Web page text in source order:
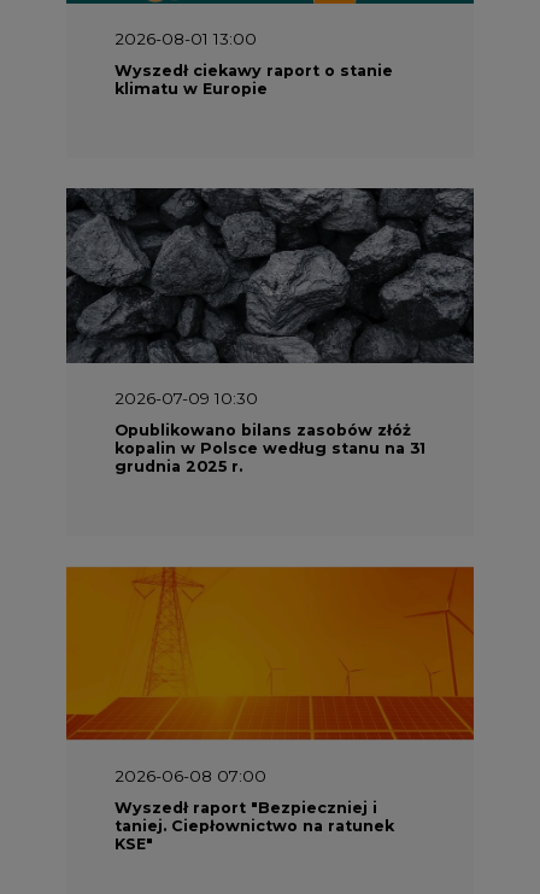
2026-08-01 13:00
Wyszedł ciekawy raport o stanie
klimatu w Europie
2026-07-09 10:30
Opublikowano bilans zasobów złóż
kopalin w Polsce według stanu na 31
grudnia 2025 r.
2026-06-08 07:00
Wyszedł raport "Bezpieczniej i
taniej. Ciepłownictwo na ratunek
KSE"